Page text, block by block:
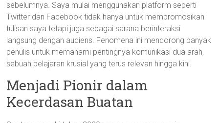
sebelumnya. Saya mulai menggunakan platform seperti
Twitter dan Facebook tidak hanya untuk mempromosikan
tulisan saya tetapi juga sebagai sarana berinteraksi
langsung dengan audiens. Fenomena ini mendorong banyak
penulis untuk memahami pentingnya komunikasi dua arah,
sebuah pelajaran krusial yang terus relevan hingga kini.
Menjadi Pionir dalam
Kecerdasan Buatan